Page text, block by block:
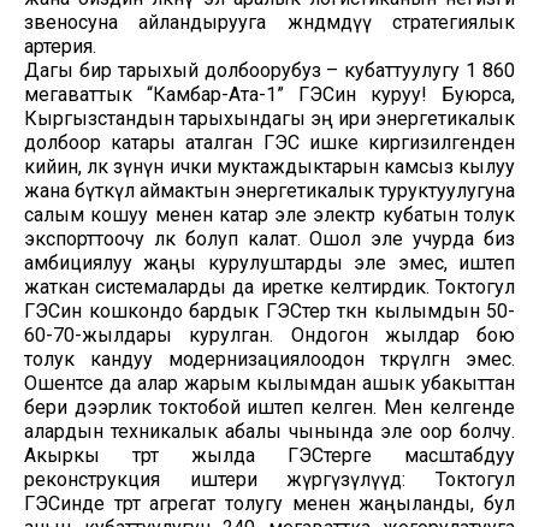
звеносуна айландырууга жөндөмдүү стратегиялык
артерия.
Дагы бир тарыхый долбоорубуз – кубаттуулугу 1 860
мегаваттык “Камбар-Ата-1” ГЭСин куруу! Буюрса,
Кыргызстандын тарыхындагы эң ири энергетикалык
долбоор катары аталган ГЭС ишке киргизилгенден
кийин, өлкө өзүнүн ички муктаждыктарын камсыз кылуу
жана бүткүл аймактын энергетикалык туруктуулугуна
салым кошуу менен катар эле электр кубатын толук
экспорттоочу өлкө болуп калат. Ошол эле учурда биз
амбициялуу жаңы курулуштарды эле эмес, иштеп
жаткан системаларды да иретке келтирдик. Токтогул
ГЭСин кошкондо бардык ГЭСтер өткөн кылымдын 50-
60-70-жылдары курулган. Ондогон жылдар бою
толук кандуу модернизациялоодон өткөрүлгөн эмес.
Ошентсе да алар жарым кылымдан ашык убакыттан
бери дээрлик токтобой иштеп келген. Мен келгенде
алардын техникалык абалы чынында эле оор болчу.
Акыркы төрт жылда ГЭСтерге масштабдуу
реконструкция иштери жүргүзүлүүдө: Токтогул
ГЭСинде төрт агрегат толугу менен жаңыланды, бул